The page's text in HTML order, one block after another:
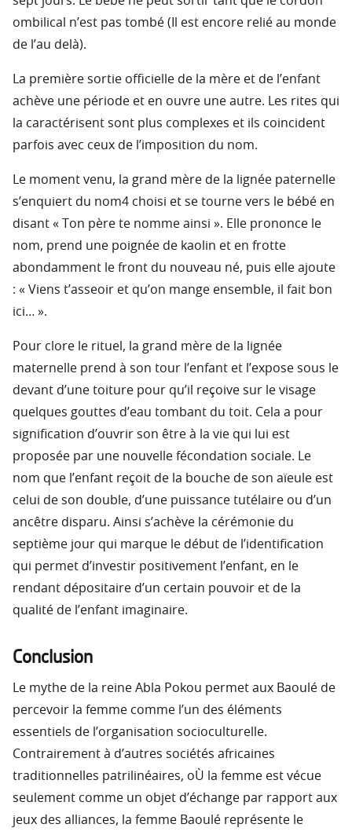
ombilical n’est pas tombé (Il est encore relié au monde
de l’au delà).
La première sortie officielle de la mère et de l’enfant
achève une période et en ouvre une autre. Les rites qui
la caractérisent sont plus complexes et ils coincident
parfois avec ceux de l’imposition du nom.
Le moment venu, la grand mère de la lignée paternelle
s’enquiert du nom4 choisi et se tourne vers le bébé en
disant « Ton père te nomme ainsi ». Elle prononce le
nom, prend une poignée de kaolin et en frotte
abondamment le front du nouveau né, puis elle ajoute
: « Viens t’asseoir et qu’on mange ensemble, il fait bon
ici… ».
Pour clore le rituel, la grand mère de la lignée
maternelle prend à son tour l’enfant et l’expose sous le
devant d’une toiture pour qu’il reçoive sur le visage
quelques gouttes d’eau tombant du toit. Cela a pour
signification d’ouvrir son être à la vie qui lui est
proposée par une nouvelle fécondation sociale. Le
nom que l’enfant reçoit de la bouche de son aïeule est
celui de son double, d’une puissance tutélaire ou d’un
ancêtre disparu. Ainsi s’achève la cérémonie du
septième jour qui marque le début de l’identification
qui permet d’investir positivement l’enfant, en le
rendant dépositaire d’un certain pouvoir et de la
qualité de l’enfant imaginaire.
Conclusion
Le mythe de la reine Abla Pokou permet aux Baoulé de
percevoir la femme comme l’un des éléments
essentiels de l’organisation socioculturelle.
Contrairement à d’autres sociétés africaines
traditionnelles patrilinéaires, oÙ la femme est vécue
seulement comme un objet d’échange par rapport aux
jeux des alliances, la femme Baoulé représente le